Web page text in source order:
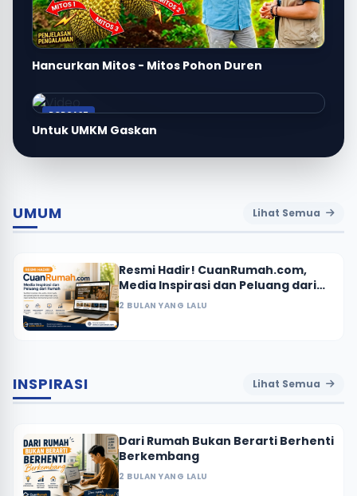
Hancurkan Mitos - Mitos Pohon Duren
PODCAST
Untuk UMKM Gaskan
UMUM Lihat Semua
Resmi Hadir! CuanRumah.com,
Media Inspirasi dan Peluang dari
Rumah
2 BULAN YANG LALU
INSPIRASI Lihat Semua
Dari Rumah Bukan Berarti Berhenti
Berkembang
2 BULAN YANG LALU